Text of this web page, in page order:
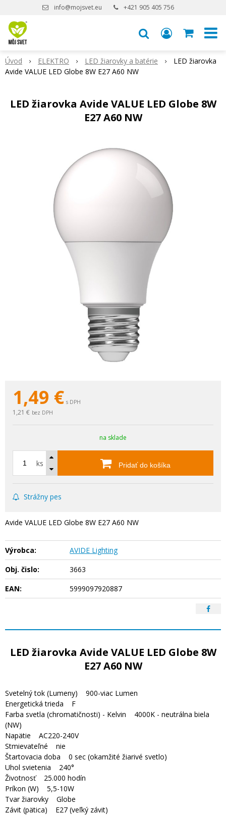
info@mojsvet.eu +421 905 405 756
Úvod ELEKTRO LED žiarovky a batérie
LED žiarovka
Avide VALUE LED Globe 8W E27 A60 NW
LED žiarovka Avide VALUE LED Globe 8W
E27 A60 NW
1,49 € s DPH
1,21 € bez DPH
na sklade
ks Pridať do košíka
Strážny pes
Avide VALUE LED Globe 8W E27 A60 NW
Výrobca:
AVIDE Lighting
Obj. čislo:
3663
EAN:
5999097920887
LED žiarovka Avide VALUE LED Globe 8W
E27 A60 NW
Svetelný tok (Lumeny) 900-viac Lumen
Energetická trieda F
Farba svetla (chromatičnosti) - Kelvin 4000K - neutrálna biela
(NW)
Napätie AC220-240V
Stmievateľné nie
Štartovacia doba 0 sec (okamžité žiarivé svetlo)
Uhol svietenia 240°
Životnosť 25.000 hodín
Príkon (W) 5,5-10W
Tvar žiarovky Globe
Závit (pätica) E27 (veľký závit)